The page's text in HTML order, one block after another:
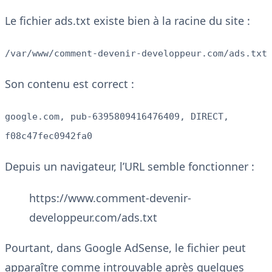
Le fichier ads.txt existe bien à la racine du site :
/var/www/comment-devenir-developpeur.com/ads.txt
Son contenu est correct :
google.com, pub-6395809416476409, DIRECT,
f08c47fec0942fa0
Depuis un navigateur, l’URL semble fonctionner :
https://www.comment-devenir-
developpeur.com/ads.txt
Pourtant, dans Google AdSense, le fichier peut
apparaître comme introuvable après quelques